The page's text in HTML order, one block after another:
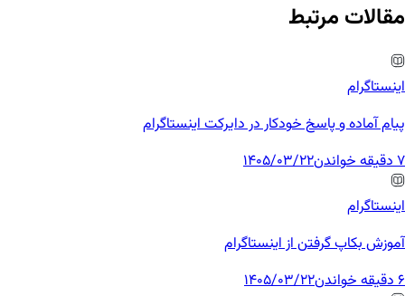
مقالات مرتبط
اینستاگرام
پیام آماده و پاسخ خودکار در دایرکت اینستاگرام
7 دقیقه خواندن
1405/03/22
اینستاگرام
آموزش بکاپ گرفتن از اینستاگرام
6 دقیقه خواندن
1405/03/22